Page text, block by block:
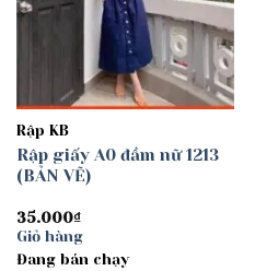
Rập KB
Rập giấy A0 đầm nữ 1213
(BẢN VẼ)
35.000₫
Giỏ hàng
Đang bán chạy